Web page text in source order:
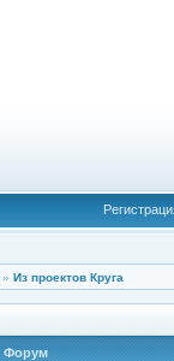
» Из проектов Круга
Форум